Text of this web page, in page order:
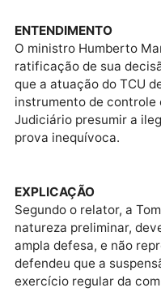
despesas nem o
força-tarefa.
DEFERIMENTO 2
A decisão foi mantida
recorreu ao STJ
suspendido liminar
ENTENDIMENTO
O ministro Humberto
ratificação de sua